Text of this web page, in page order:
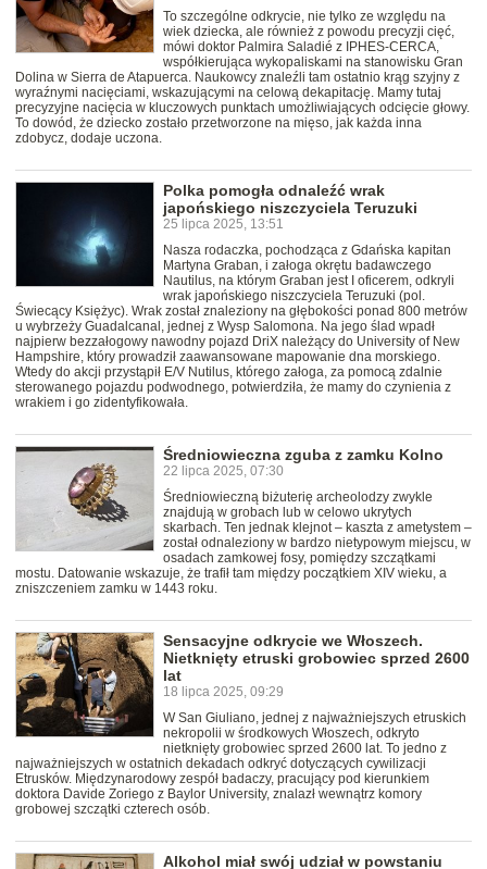
To szczególne odkrycie, nie tylko ze względu na
wiek dziecka, ale również z powodu precyzji cięć,
mówi doktor Palmira Saladié z IPHES-CERCA,
współkierująca wykopaliskami na stanowisku Gran
Dolina w Sierra de Atapuerca. Naukowcy znaleźli tam ostatnio krąg szyjny z
wyraźnymi nacięciami, wskazującymi na celową dekapitację. Mamy tutaj
precyzyjne nacięcia w kluczowych punktach umożliwiających odcięcie głowy.
To dowód, że dziecko zostało przetworzone na mięso, jak każda inna
zdobycz, dodaje uczona.
Polka pomogła odnaleźć wrak
japońskiego niszczyciela Teruzuki
25 lipca 2025, 13:51
Nasza rodaczka, pochodząca z Gdańska kapitan
Martyna Graban, i załoga okrętu badawczego
Nautilus, na którym Graban jest I oficerem, odkryli
wrak japońskiego niszczyciela Teruzuki (pol.
Świecący Księżyc). Wrak został znaleziony na głębokości ponad 800 metrów
u wybrzeży Guadalcanal, jednej z Wysp Salomona. Na jego ślad wpadł
najpierw bezzałogowy nawodny pojazd DriX należący do University of New
Hampshire, który prowadził zaawansowane mapowanie dna morskiego.
Wtedy do akcji przystąpił E/V Nutilus, którego załoga, za pomocą zdalnie
sterowanego pojazdu podwodnego, potwierdziła, że mamy do czynienia z
wrakiem i go zidentyfikowała.
Średniowieczna zguba z zamku Kolno
22 lipca 2025, 07:30
Średniowieczną biżuterię archeolodzy zwykle
znajdują w grobach lub w celowo ukrytych
skarbach. Ten jednak klejnot – kaszta z ametystem –
został odnaleziony w bardzo nietypowym miejscu, w
osadach zamkowej fosy, pomiędzy szczątkami
mostu. Datowanie wskazuje, że trafił tam między początkiem XIV wieku, a
zniszczeniem zamku w 1443 roku.
Sensacyjne odkrycie we Włoszech.
Nietknięty etruski grobowiec sprzed 2600
lat
18 lipca 2025, 09:29
W San Giuliano, jednej z najważniejszych etruskich
nekropolii w środkowych Włoszech, odkryto
nietknięty grobowiec sprzed 2600 lat. To jedno z
najważniejszych w ostatnich dekadach odkryć dotyczących cywilizacji
Etrusków. Międzynarodowy zespół badaczy, pracujący pod kierunkiem
doktora Davide Zoriego z Baylor University, znalazł wewnątrz komory
grobowej szczątki czterech osób.
Alkohol miał swój udział w powstaniu